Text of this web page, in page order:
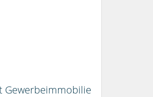
Gewerbeimmobilie